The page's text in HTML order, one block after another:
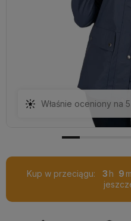
Kup w przeciągu: 3 9